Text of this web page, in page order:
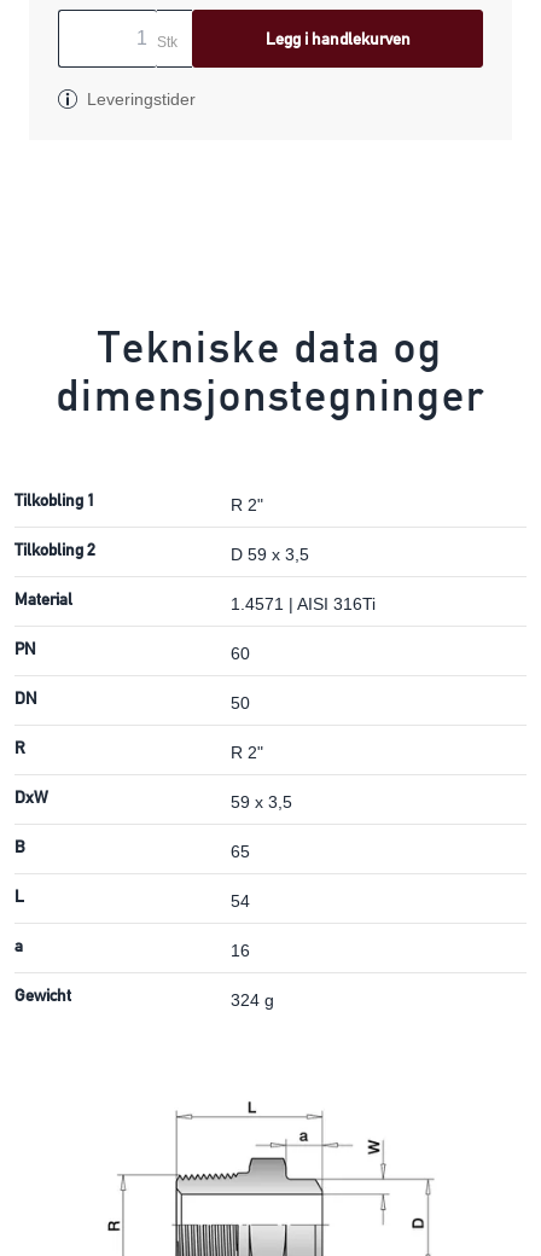
Stk Legg i handlekurven
Leveringstider
Tekniske data og
dimensjonstegninger
Tilkobling 1 R 2"
Tilkobling 2 D 59 x 3,5
Material 1.4571 | AISI 316Ti
PN 60
DN 50
R R 2"
DxW 59 x 3,5
B 65
L 54
a 16
Gewicht 324 g